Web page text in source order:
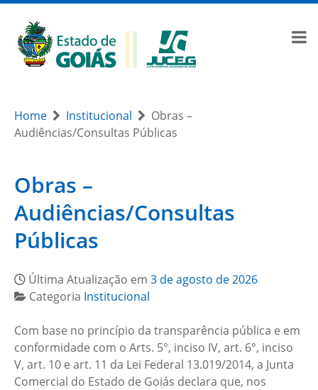
Home Institucional
Obras –
Audiências/Consultas Públicas
Obras –
Audiências/Consultas
Públicas
Última Atualização em 3 de agosto de 2026
Categoria Institucional
Com base no princípio da transparência pública e em
conformidade com o Arts. 5°, inciso IV, art. 6°, inciso
V, art. 10 e art. 11 da Lei Federal 13.019/2014, a Junta
Comercial do Estado de Goiás declara que, nos